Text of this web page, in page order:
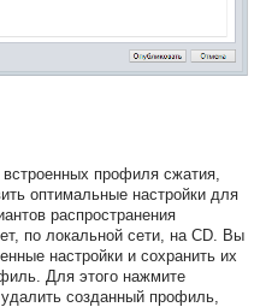
профиля сжатия,
оптимальные настройки для
распространения
по локальной сети, на CD. Вы
настройки и сохранить их
Для этого нажмите
созданный профиль,